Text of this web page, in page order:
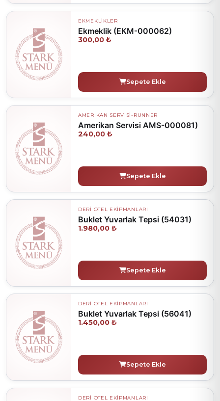
EKMEKLİKLER
Ekmeklik (EKM-000062)
300,00 ₺
Sepete Ekle
AMERİKAN SERVİSİ-RUNNER
Amerikan Servisi AMS-000081)
240,00 ₺
Sepete Ekle
DERİ OTEL EKİPMANLARI
Buklet Yuvarlak Tepsi (54031)
1.980,00 ₺
Sepete Ekle
DERİ OTEL EKİPMANLARI
Buklet Yuvarlak Tepsi (56041)
1.450,00 ₺
Sepete Ekle
DERİ OTEL EKİPMANLARI